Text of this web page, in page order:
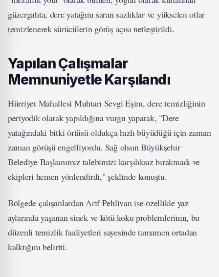
güzergahta, dere yatağını saran sazlıklar ve yükselen otlar
temizlenerek sürücülerin görüş açısı netleştirildi.
Yapılan Çalışmalar
Memnuniyetle Karşılandı
Hürriyet Mahallesi Muhtarı Sevgi Eşim, dere temizliğinin
periyodik olarak yapıldığına vurgu yaparak, "Dere
yatağındaki bitki örtüsü oldukça hızlı büyüdüğü için zaman
zaman görüşü engelliyordu. Sağ olsun Büyükşehir
Belediye Başkanımız talebimizi karşılıksız bırakmadı ve
ekipleri hemen yönlendirdi," şeklinde konuştu.
Bölgede çalışanlardan Arif Pehlivan ise özellikle yaz
aylarında yaşanan sinek ve kötü koku problemlerinin, bu
düzenli temizlik faaliyetleri sayesinde tamamen ortadan
kalktığını belirtti.